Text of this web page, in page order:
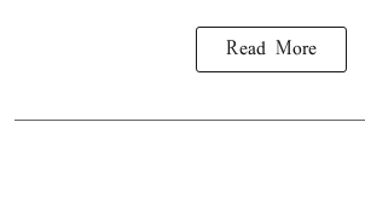
Read More